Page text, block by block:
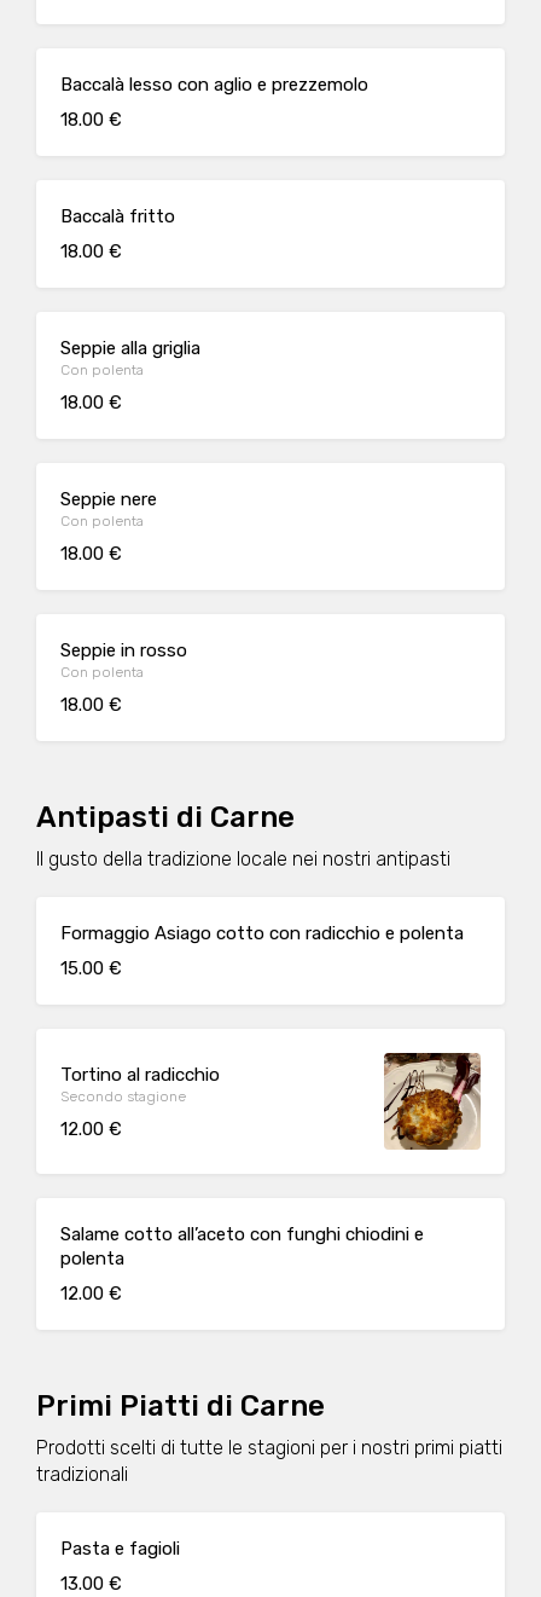
Baccalà lesso con aglio e prezzemolo
18.00 €
Baccalà fritto
18.00 €
Seppie alla griglia
Con polenta
18.00 €
Seppie nere
Con polenta
18.00 €
Seppie in rosso
Con polenta
18.00 €
Antipasti di Carne
Il gusto della tradizione locale nei nostri antipasti
Formaggio Asiago cotto con radicchio e polenta
15.00 €
Tortino al radicchio
Secondo stagione
12.00 €
Salame cotto all’aceto con funghi chiodini e
polenta
12.00 €
Primi Piatti di Carne
Prodotti scelti di tutte le stagioni per i nostri primi piatti
tradizionali
Pasta e fagioli
13.00 €